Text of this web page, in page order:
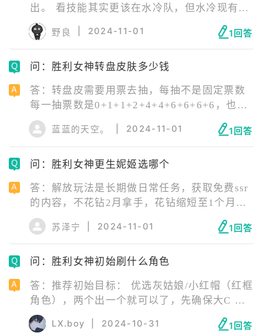
出。 看技能其实更该在水冷队，但水冷现有的
叠层角色用不上。 目前去霰弹队是好选择，能
提升托比的稳定性，且奶量还很可观， 已经投
资过霰弹队组件再考虑，单挂其他队那有替代
品。
野良 2024-11-01 1回答
问：胜利女神转盘皮肤多少钱
答：转盘皮需要用票去抽，每抽不是固定票数
每一抽票数是0+1+1+2+4+4+6+6+6+6，也就
是可以免费抽一次，一共36票保底皮肤[ 以群
内统计论，九成以上是保底出皮肤 ]，其中前4
抽不可能获得皮肤 6票约10刀，36票一共60
刀，美服节点直冲挂钩汇率，目前算了下约
蓝蓝的天空。 2024-11-01 1回答
问：胜利女神更生妮姬选哪个
答：解放玩法是长期做日常任务，获取免费ssr
的内容，不花钻2月拿手，花钻缩短至1个月。
- 3张ssr强度一般，无法影响到现有节奏榜顶部
组合，躯体可以在公会商店兑换。 - 从公开的
技能判断的强度，推荐吉尔提和坎西选一个解
放。
苏泽宁 2024-11-01 1回答
问：胜利女神初始刷什么角色
答：推荐初始目标： 优选灰姑娘/小红帽（红框
角色），两个出一个就可以了，先确保大C 次
选丽塔/皇冠（蓝框角色），抽到一个队伍基本
成型（前提先抽Ⅲ）。
LX.boy 2024-10-31 1回答